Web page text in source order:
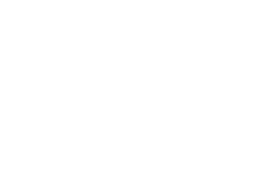
Data